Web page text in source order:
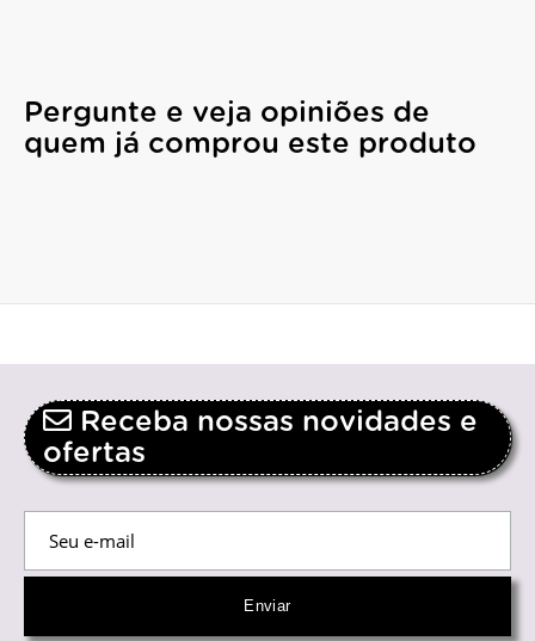
Pergunte e veja opiniões de
quem já comprou este produto
Receba nossas novidades e
ofertas